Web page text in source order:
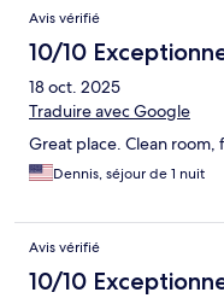
Avis vérifié
10/10
18 oct. 2025
Traduire avec Google
Great place. Clean
Dennis, séjour de 1 nuit
Avis vérifié
10/10